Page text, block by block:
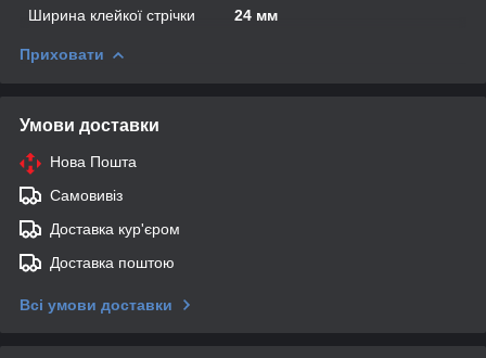
Ширина клейкої стрічки
24 мм
Приховати
Умови доставки
Нова Пошта
Самовивіз
Доставка кур'єром
Доставка поштою
Всі умови доставки